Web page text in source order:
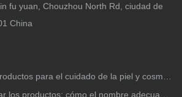
fu yuan, Chouzhou North Rd, ciudad de
China
el cuidado de la piel y cosméticos: ¿Debería preocuparte?
nombre adecuado para una marca de belleza impulsa los clics, la confianza y las ventas.